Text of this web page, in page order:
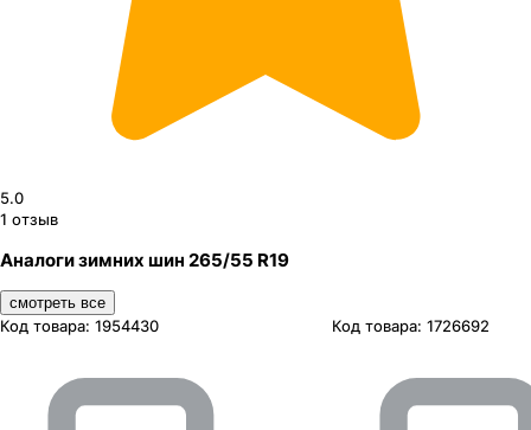
5.0
1 отзыв
Аналоги зимних шин 265/55 R19
смотреть все
Код товара: 1954430 Код товара: 1726692